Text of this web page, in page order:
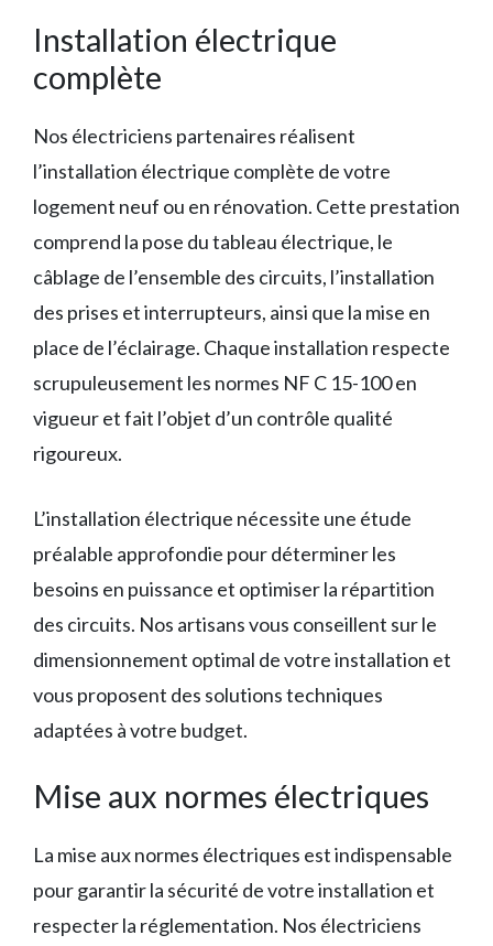
Installation électrique
complète
Nos électriciens partenaires réalisent
l’installation électrique complète de votre
logement neuf ou en rénovation. Cette prestation
comprend la pose du tableau électrique, le
câblage de l’ensemble des circuits, l’installation
des prises et interrupteurs, ainsi que la mise en
place de l’éclairage. Chaque installation respecte
scrupuleusement les normes NF C 15-100 en
vigueur et fait l’objet d’un contrôle qualité
rigoureux.
L’installation électrique nécessite une étude
préalable approfondie pour déterminer les
besoins en puissance et optimiser la répartition
des circuits. Nos artisans vous conseillent sur le
dimensionnement optimal de votre installation et
vous proposent des solutions techniques
adaptées à votre budget.
Mise aux normes électriques
La mise aux normes électriques est indispensable
pour garantir la sécurité de votre installation et
respecter la réglementation. Nos électriciens